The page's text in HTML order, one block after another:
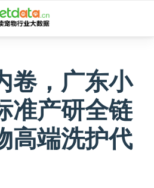
卷，广东小
准产研全链
高端洗护代